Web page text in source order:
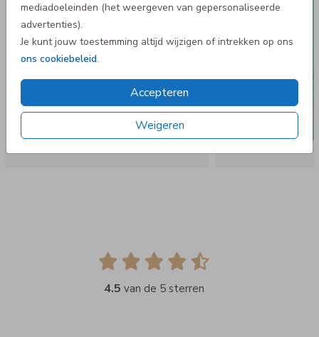
mediadoeleinden (het weergeven van gepersonaliseerde
advertenties).
Je kunt jouw toestemming altijd wijzigen of intrekken op ons
ons cookiebeleid.
Accepteren
Weigeren
4.5 van de 5 sterren